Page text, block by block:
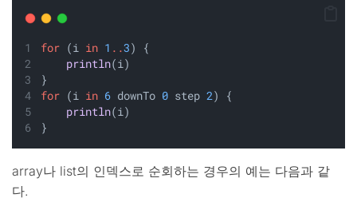
for (i in 1 ..3) {
println(i)
}
for (i in 6 downTo 0 step 2) {
println(i)
}
array나 list의 인덱스로 순회하는 경우의 예는 다음과 같
다.